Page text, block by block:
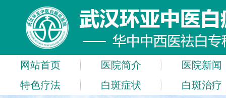
网站首页 医院简介
医院新闻
特色疗法
白斑症状 白斑治疗